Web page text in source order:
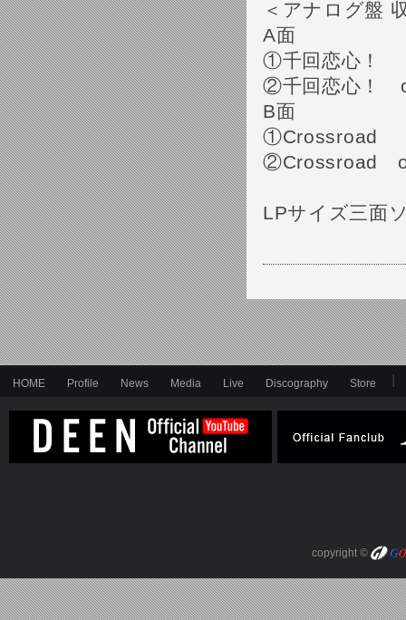
＜アナログ盤
A面
①千回恋心！
②千回恋心！
B面
①Crossroad
②Crossroad
LPサイズ三面
HOME Profile News Media Live Discography Store
copyright ©